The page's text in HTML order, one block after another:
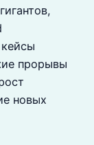
прорывы
новых